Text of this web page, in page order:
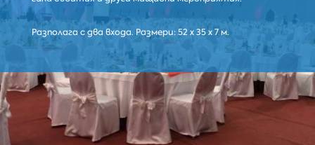
Разполага с два входа. Размери: 52 x 35 x 7 м.